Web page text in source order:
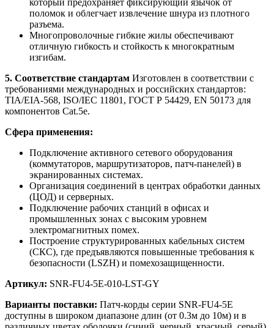
поломок и облегчает извлечение шнура из плотного
разъема.
Многопроволочные гибкие жилы обеспечивают
отличную гибкость и стойкость к многократным
изгибам.
5. Соответствие стандартам Изготовлен в соответствии с
требованиями международных и российских стандартов:
TIA/EIA-568, ISO/IEC 11801, ГОСТ Р 54429, EN 50173 для
компонентов Cat.5e.
Сфера применения:
Подключение активного сетевого оборудования
(коммутаторов, маршрутизаторов, патч-панелей) в
экранированных системах.
Организация соединений в центрах обработки данных
(ЦОД) и серверных.
Подключение рабочих станций в офисах и
промышленных зонах с высоким уровнем
электромагнитных помех.
Построение структурированных кабельных систем
(СКС), где предъявляются повышенные требования к
безопасности (LSZH) и помехозащищенности.
Артикул: SNR-FU4-5E-010-LST-GY
Варианты поставки: Патч-корды серии SNR-FU4-5E
доступны в широком диапазоне длин (от 0.3м до 10м) и в